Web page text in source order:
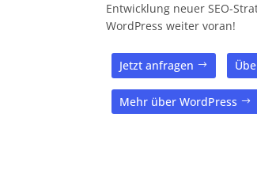
Entwicklung neuer SEO-
WordPress weiter voran!
Jetzt anfragen
Mehr über WordPress